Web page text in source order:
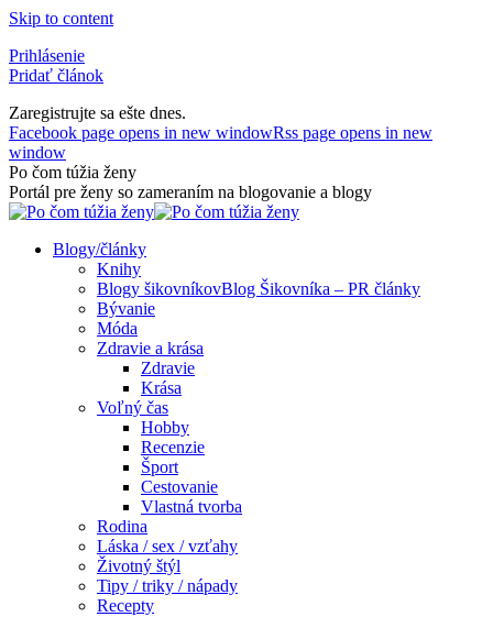
Skip to content
Prihlásenie
Pridať článok
Zaregistrujte sa ešte dnes.
Facebook page opens in new windowRss page opens in new
window
Po čom túžia ženy
Portál pre ženy so zameraním na blogovanie a blogy
Blogy/články
Knihy
Blogy šikovníkovBlog Šikovníka – PR články
Bývanie
Móda
Zdravie a krása
Zdravie
Krása
Voľný čas
Hobby
Recenzie
Šport
Cestovanie
Vlastná tvorba
Rodina
Láska / sex / vzťahy
Životný štýl
Tipy / triky / nápady
Recepty